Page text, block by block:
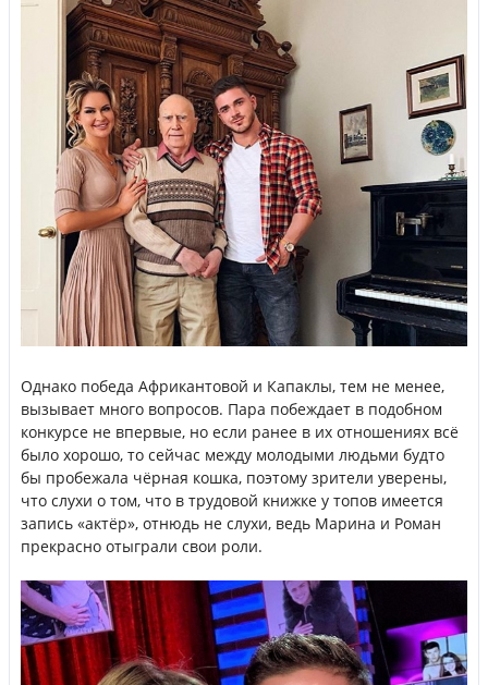
Однако победа Африкантовой и Капаклы, тем не менее,
вызывает много вопросов. Пара побеждает в подобном
конкурсе не впервые, но если ранее в их отношениях всё
было хорошо, то сейчас между молодыми людьми будто
бы пробежала чёрная кошка, поэтому зрители уверены,
что слухи о том, что в трудовой книжке у топов имеется
запись «актёр», отнюдь не слухи, ведь Марина и Роман
прекрасно отыграли свои роли.